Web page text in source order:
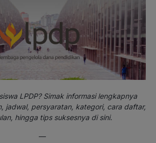
LPDP? Simak informasi lengkapnya
jadwal, persyaratan, kategori, cara daftar,
hingga tips suksesnya di sini.
—